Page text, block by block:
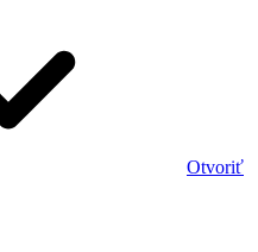
Otvoriť